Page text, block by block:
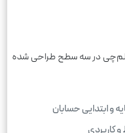
در سه سطح طراحی شده
و ابتدایی حسابان
کاربردی